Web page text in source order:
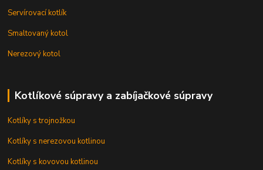
Servírovací kotlík
Smaltovaný kotol
Nerezový kotol
Kotlíkové súpravy a zabíjačkové súpravy
Kotlíky s trojnožkou
Kotlíky s nerezovou kotlinou
Kotlíky s kovovou kotlinou